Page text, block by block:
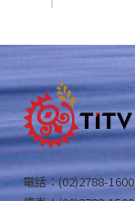
電話：(02)2788-1600